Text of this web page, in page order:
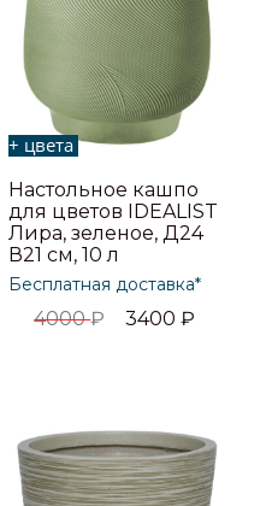
+ цвета
Настольное кашпо
для цветов IDEALIST
Лира, зеленое, Д24
В21 см, 10 л
Бесплатная доставка*
4000₽ 3400₽